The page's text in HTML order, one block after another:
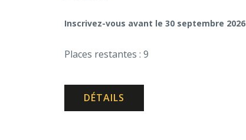
Inscrivez-vous avant le 30 septembre 2026
Places restantes : 9
DÉTAILS